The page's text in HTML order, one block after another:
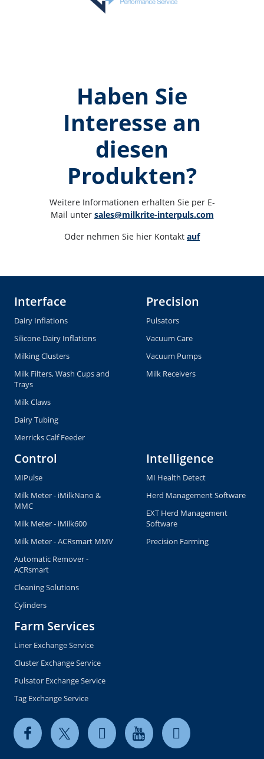
Haben Sie
Interesse an
diesen
Produkten?
Weitere Informationen erhalten Sie per E-
Mail unter sales@milkrite-interpuls.com
Oder nehmen Sie hier Kontakt auf
Interface
Dairy Inflations
Silicone Dairy Inflations
Milking Clusters
Milk Filters, Wash Cups and
Trays
Milk Claws
Dairy Tubing
Merricks Calf Feeder
Precision
Pulsators
Vacuum Care
Vacuum Pumps
Milk Receivers
Control
MIPulse
Milk Meter - iMilkNano &
MMC
Milk Meter - iMilk600
Milk Meter - ACRsmart MMV
Automatic Remover -
ACRsmart
Cleaning Solutions
Cylinders
Intelligence
MI Health Detect
Herd Management Software
EXT Herd Management
Software
Precision Farming
Farm Services
Liner Exchange Service
Cluster Exchange Service
Pulsator Exchange Service
Tag Exchange Service